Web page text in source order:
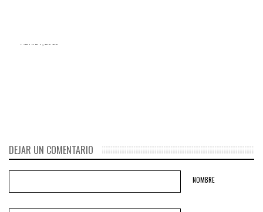
DEJAR UN COMENTARIO
NOMBRE